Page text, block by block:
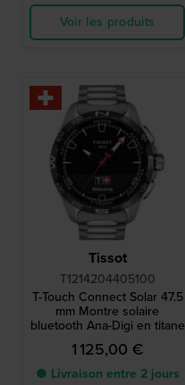
Voir les produits
Tissot
T1214204405100
T-Touch Connect Solar 47.5
mm Montre solaire
bluetooth Ana-Digi en titane
1 125,00 €
● Livraison entre 2 jours